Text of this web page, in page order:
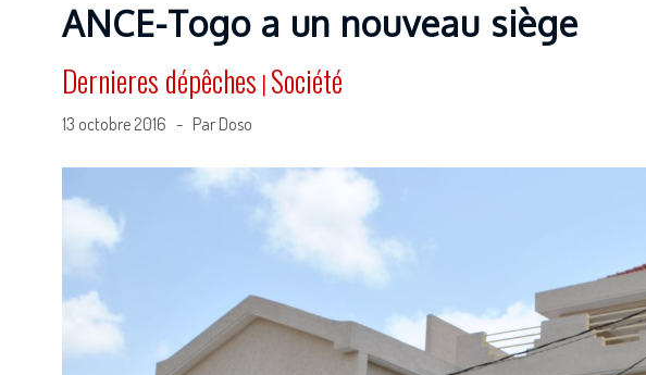
ANCE-Togo a un nouveau siège
Dernieres dépêches |Société
13 octobre 2016 - Par Doso